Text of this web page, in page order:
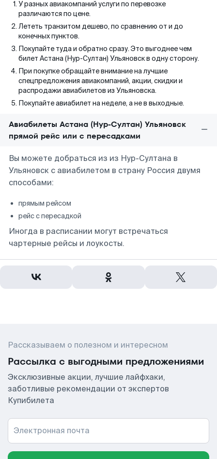
У разных авиакомпаний услуги по перевозке
различаются по цене.
Лететь транзитом дешево, по сравнению от и до
конечных пунктов.
Покупайте туда и обратно сразу. Это выгоднее чем
билет Астана (Нур-Султан) Ульяновск в одну сторону.
При покупке обращайте внимание на лучшие
спецпредложения авиакомпаний, акции, скидки и
распродажи авиабилетов из Ульяновска.
Покупайте авиабилет на неделе, а не в выходные.
Авиабилеты Астана (Нур-Султан) Ульяновск
прямой рейс или с пересадками
Вы можете добраться из из Нур-Султана в
Ульяновск с авиабилетом в страну Россия двумя
способами:
прямым рейсом
рейс с пересадкой
Иногда в расписании могут встречаться
чартерные рейсы и лоукосты.
Рассказываем о полезном и интересном
Рассылка с выгодными предложениями
Эксклюзивные акции, лучшие лайфхаки,
заботливые рекомендации от экспертов
Купибилета
Электронная почта